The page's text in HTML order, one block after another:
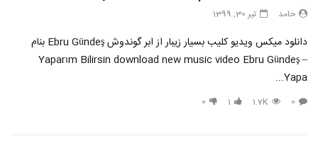
حامد تیر 30, 1399
دانلود میکس ویدیو کلیب بسیار زیبار از ابر گوندوش Ebru Gündeş بنام
Yaparım Bilirsin download new music video Ebru Gündeş –
Yapa...
0
1.7K
1
0